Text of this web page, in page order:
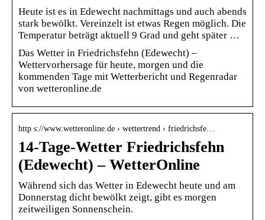
Heute ist es in Edewecht nachmittags und auch abends
stark bewölkt. Vereinzelt ist etwas Regen möglich. Die
Temperatur beträgt aktuell 9 Grad und geht später …
Das Wetter in Friedrichsfehn (Edewecht) –
Wettervorhersage für heute, morgen und die
kommenden Tage mit Wetterbericht und Regenradar
von wetteronline.de
http s://www.wetteronline.de › wettertrend › friedrichsfe…
14-Tage-Wetter Friedrichsfehn
(Edewecht) – WetterOnline
Während sich das Wetter in Edewecht heute und am
Donnerstag dicht bewölkt zeigt, gibt es morgen
zeitweiligen Sonnenschein.